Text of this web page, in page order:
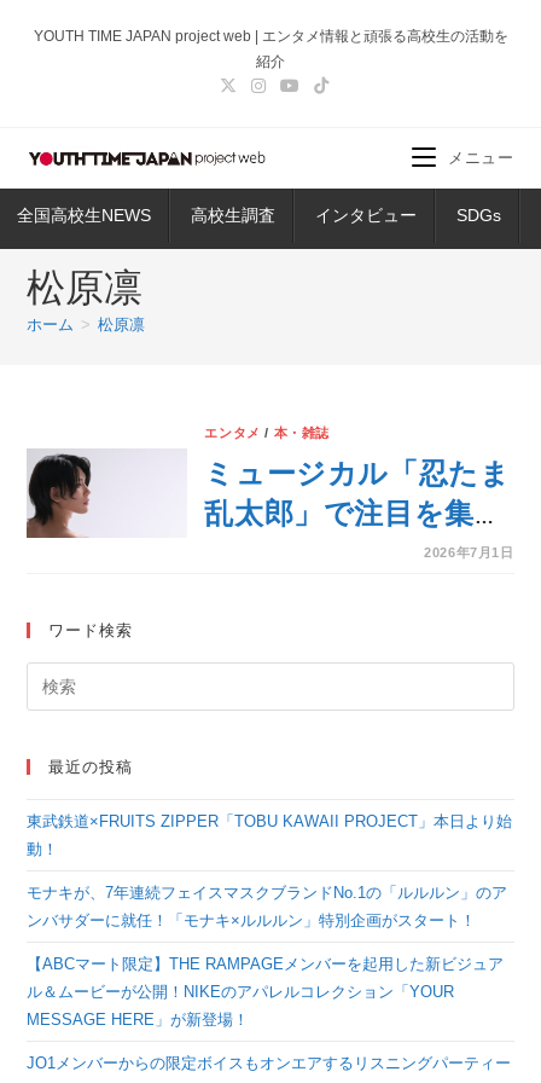
ス
ッ
YOUTH TIME JAPAN project web | エンタメ情報と頑張る高校生の活動を
紹介
全国高校生NEWS 高校生調査 インタビュー SDGs
メニュー
松原凛
ホーム > 松原凛
エンタメ / 本・雑誌
ミュージカル「忍たま
乱太郎」で注目を集め
る俳優・松原凛の初写
力のカットを先行公開
2026年7月1日
ワード検索
最近の投稿
東武鉄道×FRUITS ZIPPER「TOBU KAWAII PROJECT」本日より始
動！
モナキが、7年連続フェイスマスクブランドNo.1の「ルルルン」のア
ンバサダーに就任！「モナキ×ルルルン」特別企画がスタート！
【ABCマート限定】THE RAMPAGEメンバーを起用した新ビジュア
ル＆ムービーが公開！NIKEのアパレルコレクション「YOUR
MESSAGE HERE」が新登場！
JO1メンバーからの限定ボイスもオンエアするリスニングパーティー